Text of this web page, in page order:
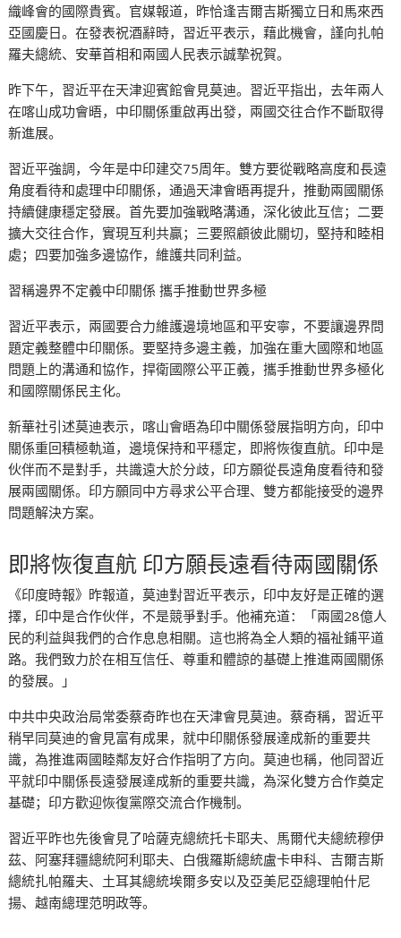
織峰會的國際貴賓。官媒報道，昨恰逢吉爾吉斯獨立日和馬來西
亞國慶日。在發表祝酒辭時，習近平表示，藉此機會，謹向扎帕
羅夫總統、安華首相和兩國人民表示誠摯祝賀。
昨下午，習近平在天津迎賓館會見莫迪。習近平指出，去年兩人
在喀山成功會晤，中印關係重啟再出發，兩國交往合作不斷取得
新進展。
習近平強調，今年是中印建交75周年。雙方要從戰略高度和長遠
角度看待和處理中印關係，通過天津會晤再提升，推動兩國關係
持續健康穩定發展。首先要加強戰略溝通，深化彼此互信；二要
擴大交往合作，實現互利共贏；三要照顧彼此關切，堅持和睦相
處；四要加強多邊協作，維護共同利益。
習稱邊界不定義中印關係 攜手推動世界多極
習近平表示，兩國要合力維護邊境地區和平安寧，不要讓邊界問
題定義整體中印關係。要堅持多邊主義，加強在重大國際和地區
問題上的溝通和協作，捍衛國際公平正義，攜手推動世界多極化
和國際關係民主化。
新華社引述莫迪表示，喀山會晤為印中關係發展指明方向，印中
關係重回積極軌道，邊境保持和平穩定，即將恢復直航。印中是
伙伴而不是對手，共識遠大於分歧，印方願從長遠角度看待和發
展兩國關係。印方願同中方尋求公平合理、雙方都能接受的邊界
問題解決方案。
即將恢復直航 印方願長遠看待兩國關係
《印度時報》昨報道，莫迪對習近平表示，印中友好是正確的選
擇，印中是合作伙伴，不是競爭對手。他補充道：「兩國28億人
民的利益與我們的合作息息相關。這也將為全人類的福祉鋪平道
路。我們致力於在相互信任、尊重和體諒的基礎上推進兩國關係
的發展。」
中共中央政治局常委蔡奇昨也在天津會見莫迪。蔡奇稱，習近平
稍早同莫迪的會見富有成果，就中印關係發展達成新的重要共
識，為推進兩國睦鄰友好合作指明了方向。莫迪也稱，他同習近
平就印中關係長遠發展達成新的重要共識，為深化雙方合作奠定
基礎；印方歡迎恢復黨際交流合作機制。
習近平昨也先後會見了哈薩克總統托卡耶夫、馬爾代夫總統穆伊
茲、阿塞拜疆總統阿利耶夫、白俄羅斯總統盧卡申科、吉爾吉斯
總統扎帕羅夫、土耳其總統埃爾多安以及亞美尼亞總理帕什尼
揚、越南總理范明政等。